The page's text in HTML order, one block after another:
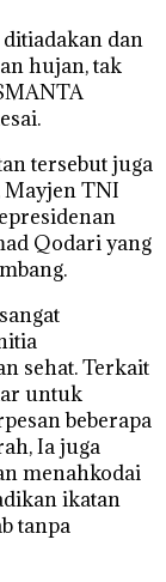
dan
hujan, tak
tersebut juga
Mayjen TNI
Qodari yang
sehat. Terkait
untuk
beberapa
Ia juga
menahkodai
ikatan
tanpa